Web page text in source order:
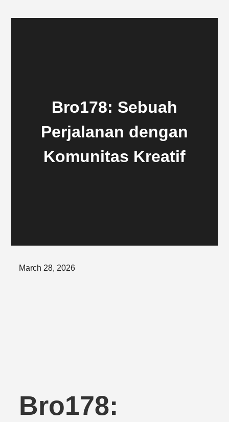
Bro178: Sebuah
Perjalanan dengan
Komunitas Kreatif
Posted
March 28, 2026
Bro178: